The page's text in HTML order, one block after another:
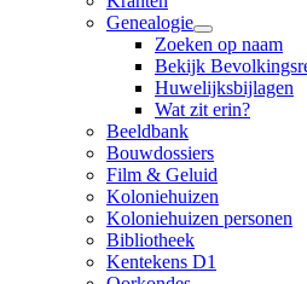
Genealogie
Zoeken op naam
Bekijk
Huwelijksbijlagen
Wat zit erin?
Beeldbank
Bouwdossiers
Film & Geluid
Koloniehuizen
Koloniehuizen personen
Bibliotheek
Kentekens D1